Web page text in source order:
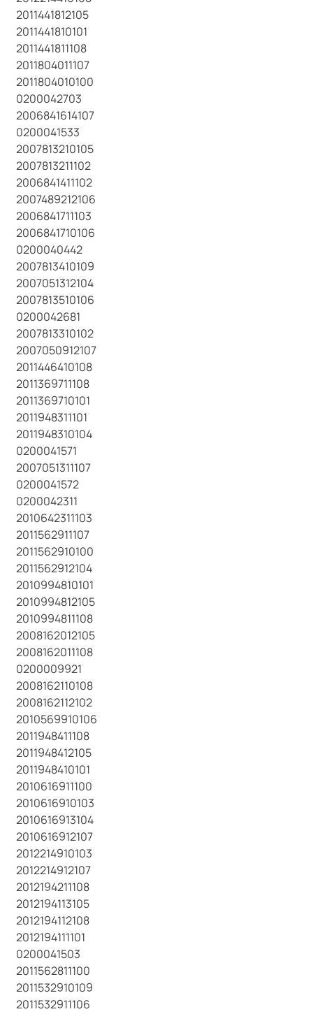
2011441812105
2011441810101
2011441811108
2011804011107
2011804010100
0200042703
2006841614107
0200041533
2007813210105
2007813211102
2006841411102
2007489212106
2006841711103
2006841710106
0200040442
2007813410109
2007051312104
2007813510106
0200042681
2007813310102
2007050912107
2011446410108
2011369711108
2011369710101
2011948311101
2011948310104
0200041571
2007051311107
0200041572
0200042311
2010642311103
2011562911107
2011562910100
2011562912104
2010994810101
2010994812105
2010994811108
2008162012105
2008162011108
0200009921
2008162110108
2008162112102
2010569910106
2011948411108
2011948412105
2011948410101
2010616911100
2010616910103
2010616913104
2010616912107
2012214910103
2012214912107
2012194211108
2012194113105
2012194112108
2012194111101
0200041503
2011562811100
2011532910109
2011532911106